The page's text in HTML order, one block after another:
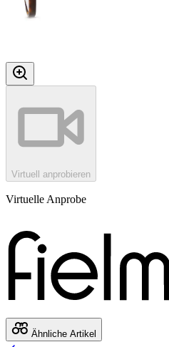
Virtuell anprobieren
Virtuelle Anprobe
Ähnliche Artikel